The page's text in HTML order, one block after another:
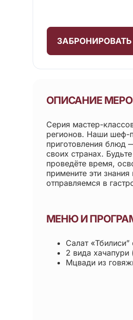
ЗАБРОНИРОВАТЬ
ОПИСАНИЕ
Серия мастер-
регионов. Наши шеф-
приготовления блюд
своих странах.
проведёте время,
примените эти
отправляемся в
МЕНЮ И
Салат
2 вида хачапури
Мцвади из